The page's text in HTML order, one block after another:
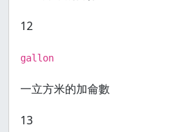
12
gallon
一立方米的加侖數
13